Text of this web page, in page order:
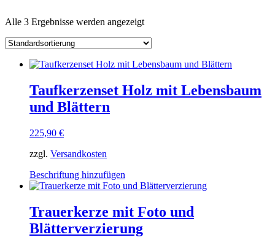
Alle 3 Ergebnisse werden angezeigt
Taufkerzenset Holz mit Lebensbaum
und Blättern
225,90 €
zzgl. Versandkosten
Beschriftung hinzufügen
Produkt
mehrere
Varianten
auf.
Trauerkerze mit Foto und
Blätterverzierung